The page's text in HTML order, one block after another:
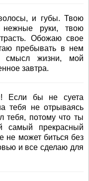
и губы. Твою
нежные руки, твою
Обожаю свое
пребывать в нем
жизни, мой
завтра.
Если бы не суета
тебя не отрываясь
тебя, потому что ты
самый прекрасный
не может биться без
и все сделаю для